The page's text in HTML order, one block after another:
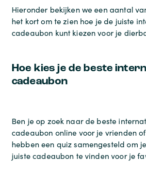
Hieronder bekijken we een aantal
het kort om te zien hoe je de juiste
cadeaubon kunt kiezen voor je
Hoe kies je de beste
cadeaubon
Ben je op zoek naar de beste
cadeaubon online voor je vrienden
hebben een quiz samengesteld om
juiste cadeaubon te vinden voor je